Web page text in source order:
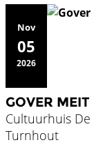
Nov
05
2026
GOVER MEIT
Cultuurhuis De
Turnhout